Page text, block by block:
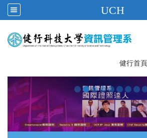
UCH
健行首頁